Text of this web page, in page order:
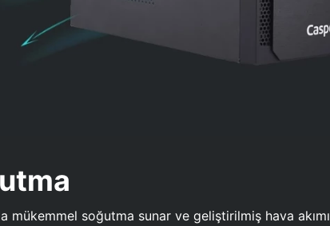
soğutma sunar ve geliştirilmiş hava akımı